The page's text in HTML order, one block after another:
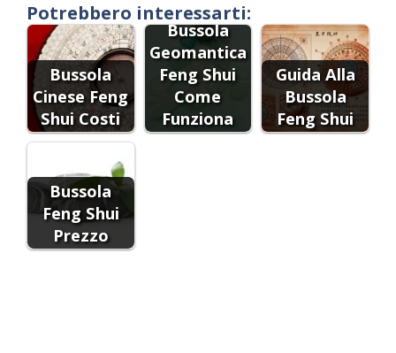
Potrebbero interessarti:
Bussola
Cinese Feng
Shui Costi
Bussola
Geomantica
Feng Shui
Come
Funziona
Guida Alla
Bussola
Feng Shui
Bussola
Feng Shui
Prezzo